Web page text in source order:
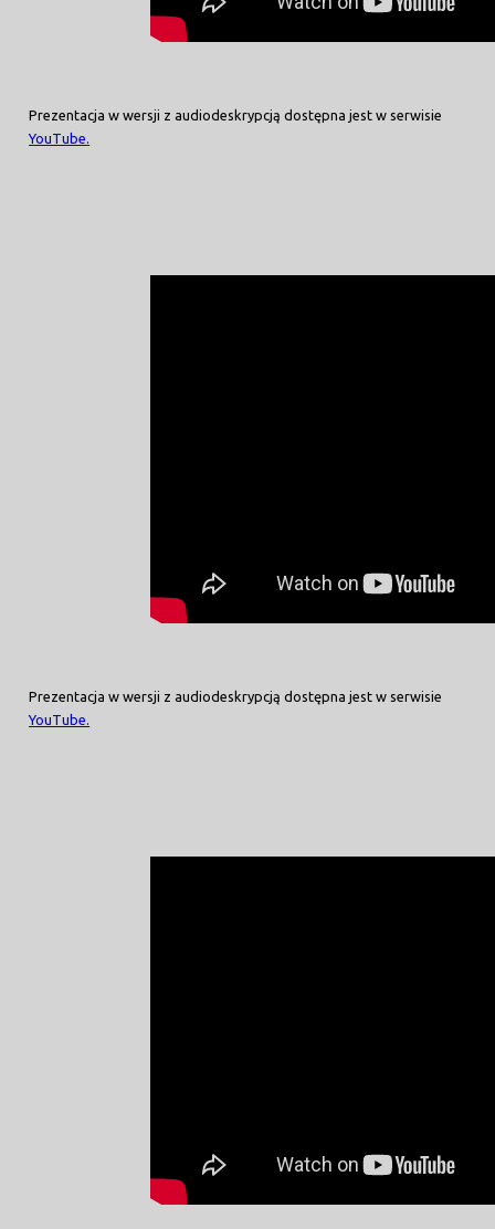
Prezentacja w wersji z audiodeskrypcją dostępna jest w serwisie
YouTube.
Prezentacja w wersji z audiodeskrypcją dostępna jest w serwisie
YouTube.